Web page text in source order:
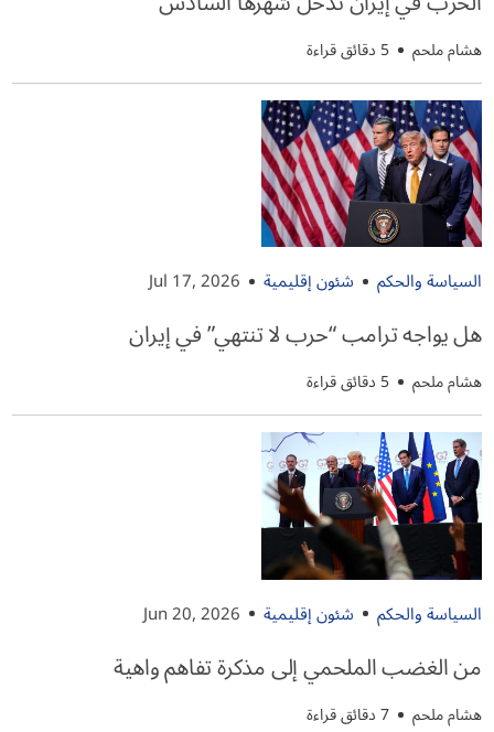
هشام ملحم 5 دقائق قراءة
السياسة والحكم شئون إقليمية Jul 17, 2026
هل يواجه ترامب “حرب لا تنتهي” في إيران
هشام ملحم 5 دقائق قراءة
السياسة والحكم شئون إقليمية Jun 20, 2026
من الغضب الملحمي إلى مذكرة تفاهم واهية
هشام ملحم 7 دقائق قراءة